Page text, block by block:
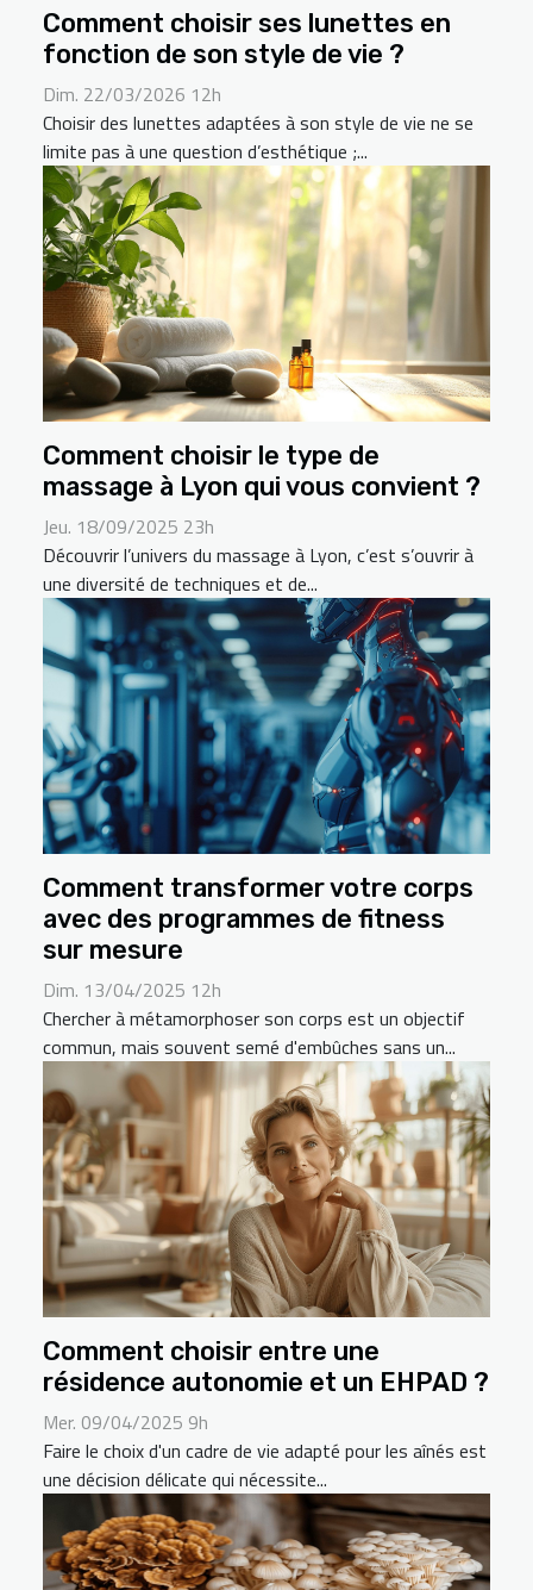
Comment choisir ses lunettes en
fonction de son style de vie ?
Dim. 22/03/2026 12h
Choisir des lunettes adaptées à son style de vie ne se
limite pas à une question d’esthétique ;...
Comment choisir le type de
massage à Lyon qui vous convient ?
Jeu. 18/09/2025 23h
Découvrir l’univers du massage à Lyon, c’est s’ouvrir à
une diversité de techniques et de...
Comment transformer votre corps
avec des programmes de fitness
sur mesure
Dim. 13/04/2025 12h
Chercher à métamorphoser son corps est un objectif
commun, mais souvent semé d'embûches sans un...
Comment choisir entre une
résidence autonomie et un EHPAD ?
Mer. 09/04/2025 9h
Faire le choix d'un cadre de vie adapté pour les aînés est
une décision délicate qui nécessite...